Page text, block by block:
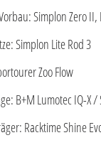
Simplon Zero
Simplon Lite Rod 3
Zoo Flow
B+M Lumotec IQ-X
Racktime Shine